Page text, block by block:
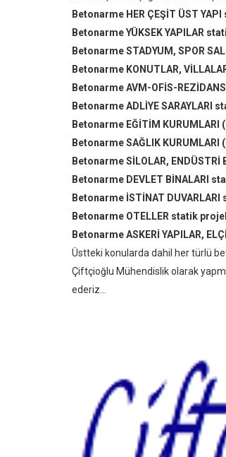
Betonarme HER ÇEŞİT ÜST
Betonarme YÜKSEK YAPILAR
Betonarme STADYUM, SPOR
Betonarme KONUTLAR,
Betonarme AVM-OFİS-
Betonarme ADLİYE SARAYLARI
Betonarme EĞİTİM
Betonarme SAĞLIK
Betonarme SİLOLAR,
Betonarme DEVLET BİNALARI
Betonarme İSTİNAT
Betonarme OTELLER statik
Betonarme ASKERİ YAPILAR,
Üstteki konularda dahil her türlü
Çiftçioğlu Mühendislik olarak
ederiz...